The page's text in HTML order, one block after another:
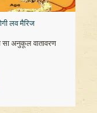
लव मैरिज
सा अनुकूल वातावरण